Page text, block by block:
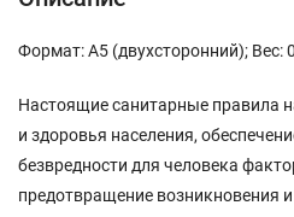
Формат: А5 (двухсторонний); Вес:
Настоящие санитарные правила
и здоровья населения,
безвредности для человека
предотвращение возникновения